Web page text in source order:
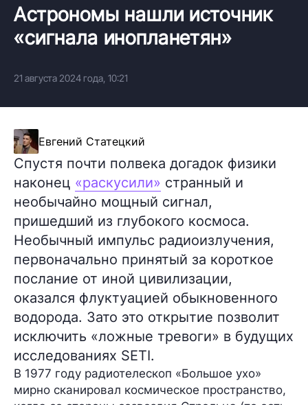
Астрономы нашли источник
«сигнала инопланетян»
21 августа 2024 года, 10:21
Евгений Статецкий
Спустя почти полвека догадок физики
наконец «раскусили» странный и
необычайно мощный сигнал,
пришедший из глубокого космоса.
Необычный импульс радиоизлучения,
первоначально принятый за короткое
послание от иной цивилизации,
оказался флуктуацией обыкновенного
водорода. Зато это открытие позволит
исключить «ложные тревоги» в будущих
исследованиях SETI.
В 1977 году радиотелескоп «Большое ухо»
мирно сканировал космическое пространство,